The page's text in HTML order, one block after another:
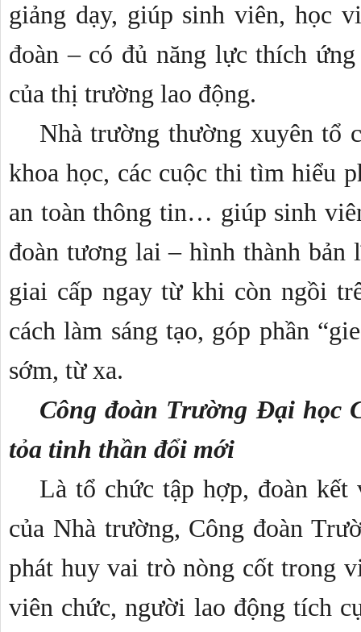
giảng dạy, giúp sinh viên, học
đoàn – có đủ năng lực thích
của thị trường lao động.
Nhà trường thường xuyên tổ
khoa học, các cuộc thi tìm hiểu
an toàn thông tin… giúp sinh
đoàn tương lai – hình thành bản
giai cấp ngay từ khi còn ngồi
cách làm sáng tạo, góp phần
sớm, từ xa.
Công đoàn Trường Đại học
tỏa tinh thần đổi mới
Là tổ chức tập hợp, đoàn
của Nhà trường, Công đoàn
phát huy vai trò nòng cốt trong
viên chức, người lao động tích